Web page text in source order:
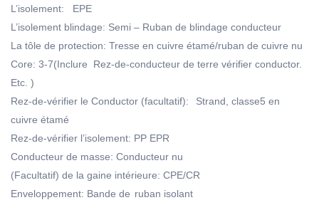
L’isolement: EPE
L’isolement blindage: Semi – Ruban de blindage conducteur
La tôle de protection: Tresse en cuivre étamé/ruban de cuivre nu
Core: 3-7(Inclure Rez-de-conducteur de terre vérifier conductor.
Etc. )
Rez-de-vérifier le Conductor (facultatif):
Strand, classe5 en
cuivre étamé
Rez-de-vérifier l’isolement: PP EPR
Conducteur de masse: Conducteur nu
(Facultatif) de la gaine intérieure: CPE/CR
Enveloppement: Bande de ruban isolant